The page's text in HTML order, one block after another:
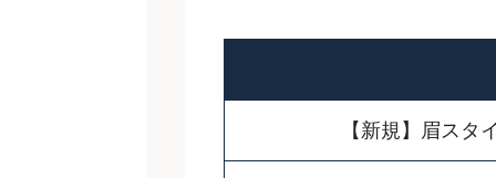
【新規】眉ス